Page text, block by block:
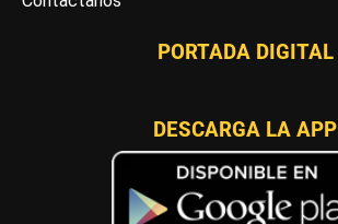
PORTADA DIGITAL
DESCARGA LA APP